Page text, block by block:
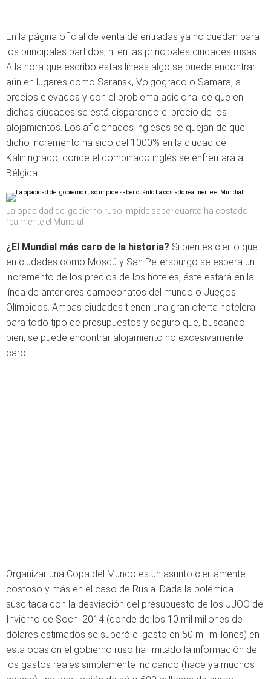
En la página oficial de venta de entradas ya no quedan para
los principales partidos, ni en las principales ciudades rusas.
A la hora que escribo estas líneas algo se puede encontrar
aún en lugares como Saransk, Volgogrado o Samara, a
precios elevados y con el problema adicional de que en
dichas ciudades se está disparando el precio de los
alojamientos. Los aficionados ingleses se quejan de que
dicho incremento ha sido del 1000% en la ciudad de
Kaliningrado, donde el combinado inglés se enfrentará a
Bélgica.
La opacidad del gobierno ruso impide saber cuánto ha costado
realmente el Mundial
¿El Mundial más caro de la historia? Si bien es cierto que
en ciudades como Moscú y San Petersburgo se espera un
incremento de los precios de los hoteles, éste estará en la
línea de anteriores campeonatos del mundo o Juegos
Olímpicos. Ambas ciudades tienen una gran oferta hotelera
para todo tipo de presupuestos y seguro que, buscando
bien, se puede encontrar alojamiento no excesivamente
caro.
Organizar una Copa del Mundo es un asunto ciertamente
costoso y más en el caso de Rusia. Dada la polémica
suscitada con la desviación del presupuesto de los JJOO de
Invierno de Sochi 2014 (donde de los 10 mil millones de
dólares estimados se superó el gasto en 50 mil millones) en
esta ocasión el gobierno ruso ha limitado la información de
los gastos reales simplemente indicando (hace ya muchos